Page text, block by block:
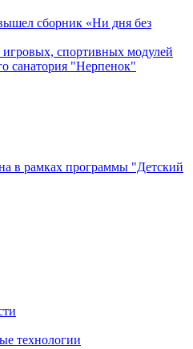
сборник «Ни дня без
игровых, спортивных модулей
санатория "Нерпенок"
в рамках программы "Детский
технологии